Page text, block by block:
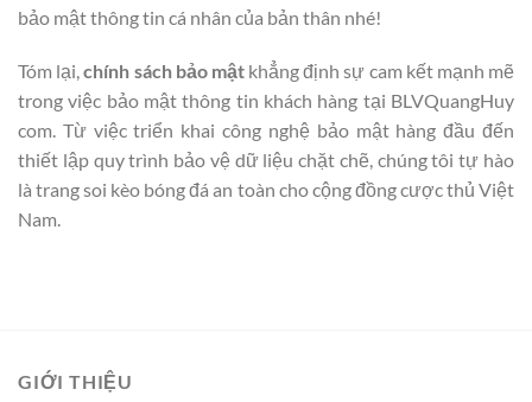
bảo mật thông tin cá nhân của bản thân nhé!
Tóm lại,chính sách bảo mậtkhẳng định sự cam kết mạnh mẽ
trong việc bảo mật thông tin khách hàng tại BLVQuangHuy
com. Từ việc triển khai công nghệ bảo mật hàng đầu đến
thiết lập quy trình bảo vệ dữ liệu chặt chẽ, chúng tôi tự hào
là trang soi kèo bóng đá an toàn cho cộng đồng cược thủ Việt
Nam.
GIỚI THIỆU